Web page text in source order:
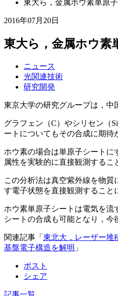
東大ら，金属ホウ素単原
2016年07月20日
東大ら，金属ホウ素
ニュース
光関連技術
研究開発
東京大学の研究グループは，中
グラフェン（C）やシリセン（
ートについてもその合成に期待
ホウ素の場合は単原子シート
属性を実験的に直接観測するこ
この分析法は真空紫外線を物
す電子状態を直接観測すること
ホウ素単原子シートは電気を
シートの合成も可能となり，今
関連記事「 東北大，レーザー堆
基盤電子構造を解明 」
ポスト
シェア